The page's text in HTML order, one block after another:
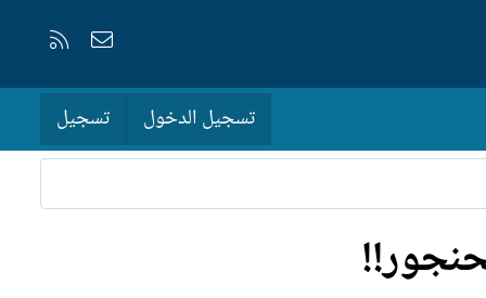
إتصل بنا
تسجيل الدخول تسجيل